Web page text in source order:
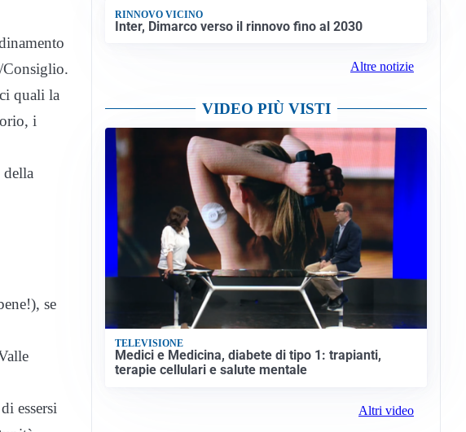
Consiglio.
quali la
i
se
essersi
RINNOVO VICINO
Inter, Dimarco verso il rinnovo fino al 2030
Altre notizie
VIDEO PIÙ VISTI
TELEVISIONE
Medici e Medicina, diabete di tipo 1: trapianti,
terapie cellulari e salute mentale
Altri video